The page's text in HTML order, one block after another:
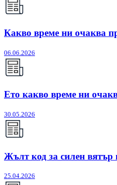
Какво време ни очаква
06.06.2026
Ето какво време ни
30.05.2026
Жълт код за силен вятър
25.04.2026